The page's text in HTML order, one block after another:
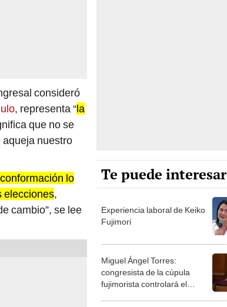
consideró
, representa “la
que no se
nuestro
lo
elecciones,
cambio”, se lee
Te puede interesar
Experiencia laboral de Keiko
Fujimori
Miguel Ángel Torres:
congresista de la cúpula
fujimorista controlará el